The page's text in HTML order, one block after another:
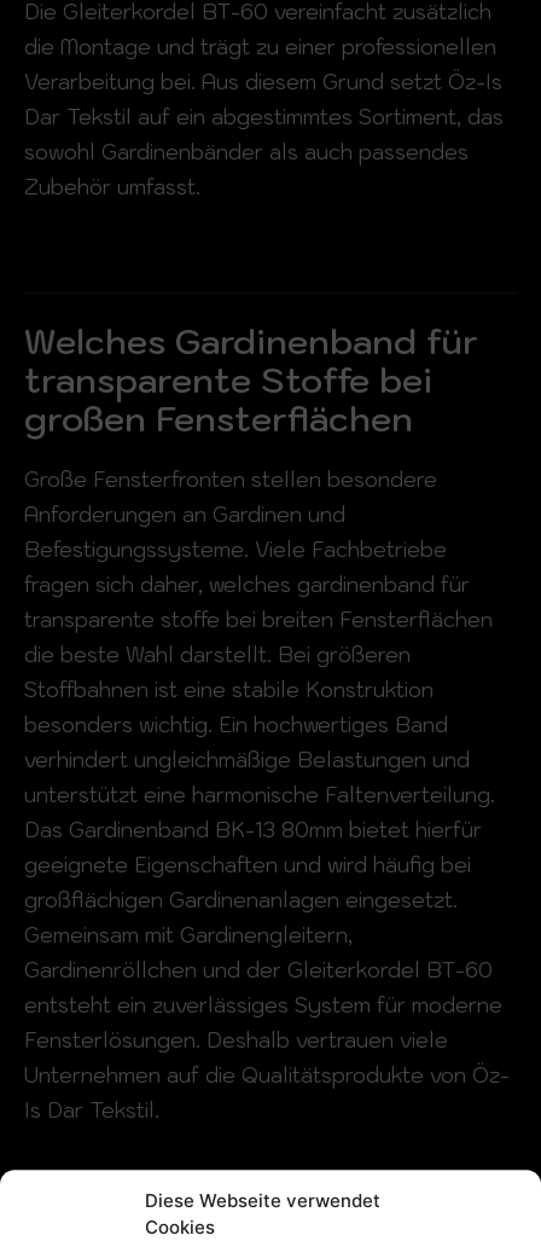
Diese Webseite verwendet
Cookies
Die Gleiterkordel BT-60 vereinfacht zusätzlich
die Montage und trägt zu einer professionellen
Verarbeitung bei. Aus diesem Grund setzt Öz-Is
Dar Tekstil auf ein abgestimmtes Sortiment, das
sowohl Gardinenbänder als auch passendes
Zubehör umfasst.
Welches Gardinenband für
transparente Stoffe bei
großen Fensterflächen
Große Fensterfronten stellen besondere
Anforderungen an Gardinen und
Befestigungssysteme. Viele Fachbetriebe
fragen sich daher, welches gardinenband für
transparente stoffe bei breiten Fensterflächen
die beste Wahl darstellt. Bei größeren
Stoffbahnen ist eine stabile Konstruktion
besonders wichtig. Ein hochwertiges Band
verhindert ungleichmäßige Belastungen und
unterstützt eine harmonische Faltenverteilung.
Das Gardinenband BK-13 80mm bietet hierfür
geeignete Eigenschaften und wird häufig bei
großflächigen Gardinenanlagen eingesetzt.
Gemeinsam mit Gardinengleitern,
Gardinenröllchen und der Gleiterkordel BT-60
entsteht ein zuverlässiges System für moderne
Fensterlösungen. Deshalb vertrauen viele
Unternehmen auf die Qualitätsprodukte von Öz-
Is Dar Tekstil.